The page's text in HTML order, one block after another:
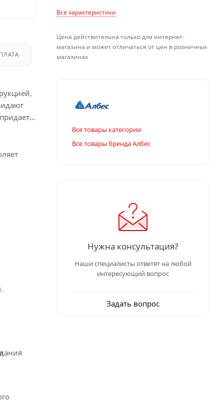
Все характеристики
Цена действительна только для интернет-
магазина и может отличаться от цен в розничных
магазинах
Все товары категории
Все товары бренда Албес
Нужна консультация?
Наши специалисты ответят на любой
интересующий вопрос
Задать вопрос